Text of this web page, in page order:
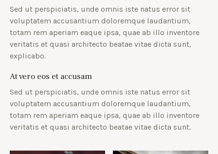
Sed ut perspiciatis, unde omnis iste natus error sit
voluptatem accusantium doloremque laudantium,
totam rem aperiam eaque ipsa, quae ab illo inventore
veritatis et quasi architecto beatae vitae dicta sunt,
explicabo.
At vero eos et accusam
Sed ut perspiciatis, unde omnis iste natus error sit
voluptatem accusantium doloremque laudantium,
totam rem aperiam eaque ipsa, quae ab illo inventore
veritatis et quasi architecto beatae vitae dicta sunt.